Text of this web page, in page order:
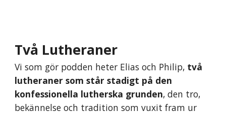
Två Lutheraner
Vi som gör podden heter Elias och Philip, två
lutheraner som står stadigt på den
konfessionella lutherska grunden, den tro,
bekännelse och tradition som vuxit fram ur